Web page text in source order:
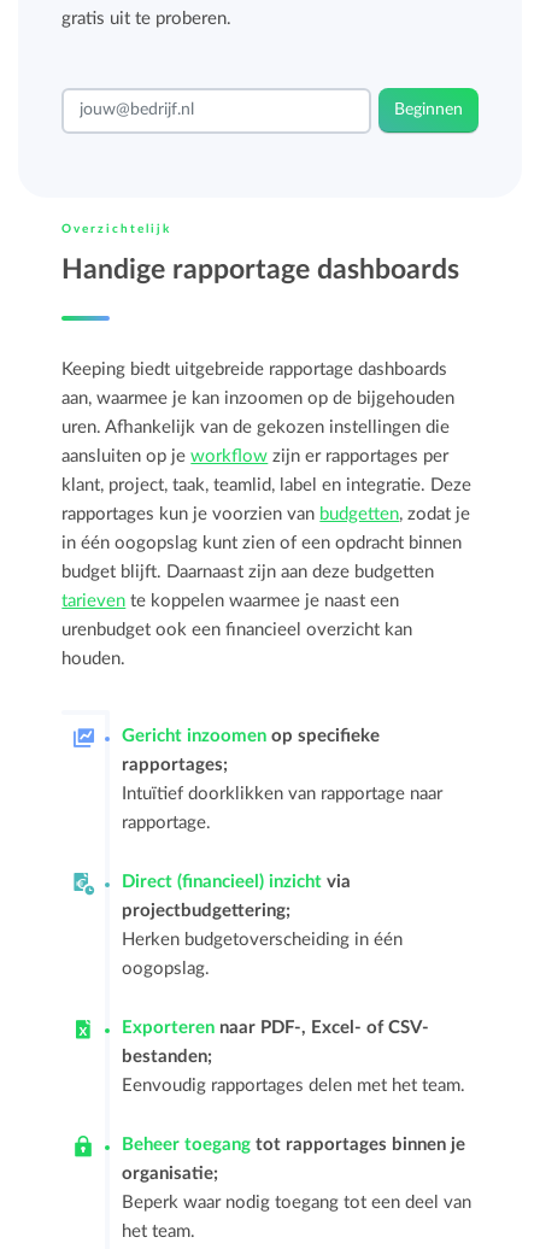
gratis uit te proberen.
Beginnen
Overzichtelijk
Handige rapportage dashboards
Keeping biedt uitgebreide rapportage dashboards
aan, waarmee je kan inzoomen op de bijgehouden
uren. Afhankelijk van de gekozen instellingen die
aansluiten op jeworkflow zijn er rapportages per
klant, project, taak, teamlid, label en integratie. Deze
rapportages kun je voorzien van budgetten, zodat je
in één oogopslag kunt zien of een opdracht binnen
budget blijft. Daarnaast zijn aan deze budgetten
tarieven te koppelen waarmee je naast een
urenbudget ook een financieel overzicht kan
houden.
Gericht inzoomen op specifieke
rapportages;
Intuïtief doorklikken van rapportage naar
rapportage.
Direct (financieel) inzicht via
projectbudgettering;
Herken budgetoverscheiding in één
oogopslag.
Exporteren naar PDF-, Excel- of CSV-
bestanden;
Eenvoudig rapportages delen met het team.
Beheer toegang tot rapportages binnen je
organisatie;
Beperk waar nodig toegang tot een deel van
het team.